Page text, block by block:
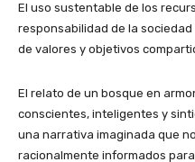
El uso sustentable de los
responsabilidad de la
de valores y objetivos
El relato de un bosque en
conscientes, inteligentes y
una narrativa imaginada que
racionalmente informados